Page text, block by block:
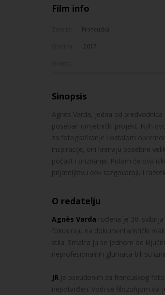
Film info
Francuska
2017
Sinopsis
Agnès Varda, jedna od
poseban umjetnički projekt. Njih
za fotografiranje i ostalom
inspiracije, oni kreiraju posebne
počast i priznanje. Putem će ova
prijateljstvu dok razgovaraju i
O redatelju
Agnès Varda rođena je 30.
fokusiraju na dokumentaristički
stila. Smatra ju se jednom od
neprofesionalnih glumaca bili su
JR je pseudonim za francuskog
nepotvrđen. Vodi se filozofijom da